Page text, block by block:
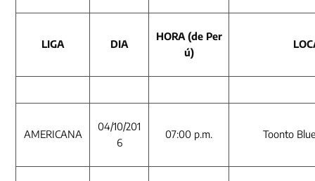
LIGA DIA
HORA (de Per
ú)
AMERICANA
04/10/201
6
07:00 p.m. Toonto